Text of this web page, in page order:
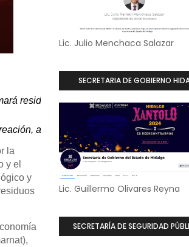
residuos en nuevas materias primas,
así como zonas para la
la
y el
y
Lic. Julio Menchaca Salazar
SECRETARIA DE GOBIERNO
Lic. Guillermo Olivares Reyna
SECRETARÍA DE SEGURIDAD